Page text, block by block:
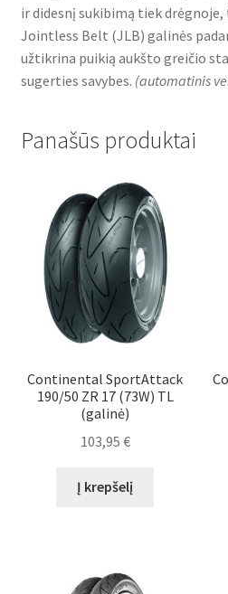
ir didesnį sukibimą tiek drėgnoje,
Jointless Belt (JLB) galinės
užtikrina puikią aukšto greičio
sugerties savybes. (automatinis
Panašūs produktai
Continental SportAttack
190/50 ZR 17 (73W) TL
(galinė)
103,95 €
Į krepšelį